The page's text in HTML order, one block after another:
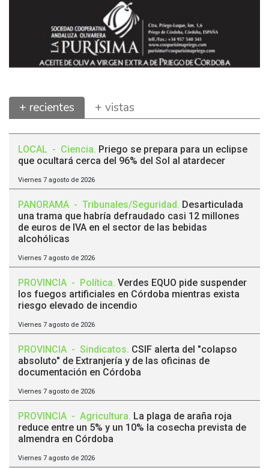
+ recientes + vistas
LOCAL - Ciencia. Priego se prepara para un eclipse
que ocultará cerca del 96% del Sol al atardecer
Viernes 7 agosto de 2026
PANORAMA - Tribunales/Seguridad. Desarticulada
una trama que habría defraudado casi 12 millones
de euros de IVA en el sector de las bebidas
alcohólicas
Viernes 7 agosto de 2026
PROVINCIA - Política. Verdes EQUO pide suspender
los fuegos artificiales en Córdoba mientras exista
riesgo elevado de incendio
Viernes 7 agosto de 2026
PROVINCIA - Sindicatos. CSIF alerta del "colapso
absoluto" de Extranjería y de las oficinas de
documentación en Córdoba
Viernes 7 agosto de 2026
PROVINCIA - Agricultura. La plaga de araña roja
reduce entre un 5% y un 10% la cosecha prevista de
almendra en Córdoba
Viernes 7 agosto de 2026